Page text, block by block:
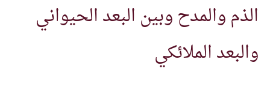
الذم والمدح وبين البعد الحيواني
والبعد الملائكي